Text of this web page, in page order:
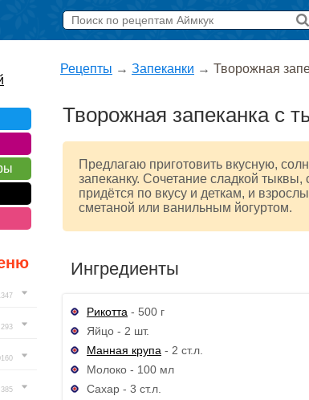
293
385
Рецепты → Запеканки → Творожная
Творожная запеканка с
Предлагаю приготовить вкусную,
запеканку. Сочетание сладкой
придётся по вкусу и деткам, и
сметаной или ванильным йогуртом.
Ингредиенты
Рикотта - 500 г
Яйцо - 2 шт.
Манная крупа - 2 ст.л.
Молоко - 100 мл
Сахар - 3 ст.л.